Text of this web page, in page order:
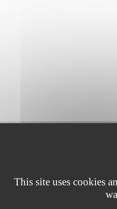
This site uses cookies